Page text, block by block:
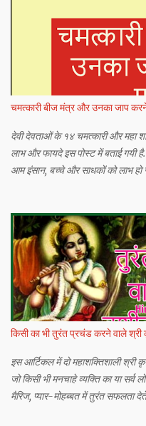
चमत्कारी बीज मंत्र और उनका जाप
देवी देवताओं के १४ चमत्कारी और महा
लाभ और फायदे इस पोस्ट में बताई गयी
आम इंसान, बच्चे और साधकों को लाभ हो
किसी का भी तुरंत प्रचंड करने वाले
इस आर्टिकल में दो महाशक्तिशाली श्री
जो किसी भी मनचाहे व्यक्ति का या
मैरिज, प्यार-मोहब्बत में तुरंत सफलता